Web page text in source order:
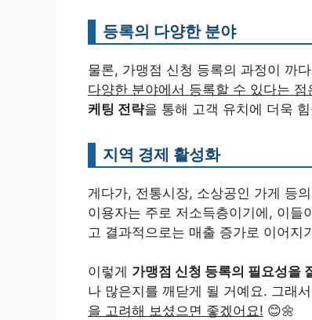
등록의 다양한 분야
물론, 가맹점 신청 등록의 과정이 까
다양한 분야에서 등록할 수 있다는
케팅 전략을 통해 고객 유치에 더욱
지역 경제 활성화
게다가, 전통시장, 소상공인 가게 등의
이용자는 주로 저소득층이기에, 이들
고 결과적으로는 매출 증가로 이어지
이렇게 가맹점 신청 등록의 필요성을
나 많은지를 깨닫게 될 거예요. 그래
을 고려해 보셨으면 좋겠어요! 😊🌼